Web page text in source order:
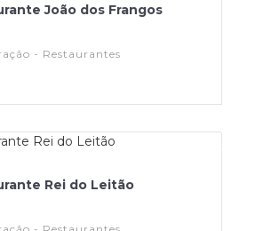
João dos Frangos
- Restaurantes
Rei do Leitão